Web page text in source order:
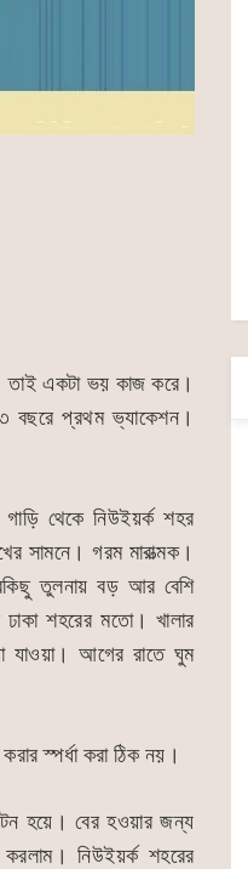
তাই একটা ভয় কাজ করে।
বছরে প্রথম ভ্যাকেশন।
থেকে নিউইয়র্ক শহর
সামনে। গরম মারাত্মক।
তুলনায় বড় আর বেশি
ঢাকা শহরের মতো। খালার
যাওয়া। আগের রাতে ঘুম
স্পর্ধা করা ঠিক নয়।
হয়ে। বের হওয়ার জন্য
নিউইয়র্ক শহরের